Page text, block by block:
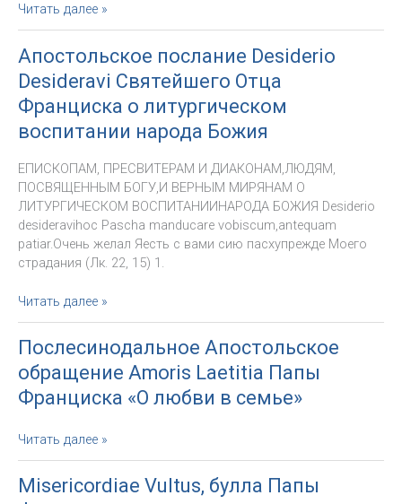
Послание
Его
Святейшества
Папы
Римского
Франциска
XXXVIII
Дню
Молодёжи
(26
ноября
2023
г.)
Читать далее »
Апостольское послание Desiderio
Desideravi Святейшего Отца
Франциска о литургическом
воспитании народа Божия
ЕПИСКОПАМ, ПРЕСВИТЕРАМ И ДИАКОНАМ,ЛЮДЯМ,
ПОСВЯЩЕННЫМ БОГУ,И ВЕРНЫМ МИРЯНАМ О
ЛИТУРГИЧЕСКОМ ВОСПИТАНИИНАРОДА БОЖИЯ Desiderio
desideravihoc Pascha manducare vobiscum,antequam
patiar.Очень желал Яесть с вами сию пасхупрежде Моего
страдания (Лк. 22, 15) 1.
Апостольское
послание
Desiderio
Desideravi
Святейшего
Отца
Франциска
о
литургическом
народа
Читать далее »
Послесинодальное Апостольское
обращение Amoris Laetitia Папы
Франциска «О любви в семье»
Послесинодальное
Апостольское
обращение
Amoris
Читать далее »
Misericordiae Vultus, булла Папы